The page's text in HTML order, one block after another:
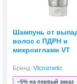
Шампунь от
волос с ПДРН и
микроиглами VT
Shot Scalp
Бренд: Vtcosmetic
−5% на первый заказ